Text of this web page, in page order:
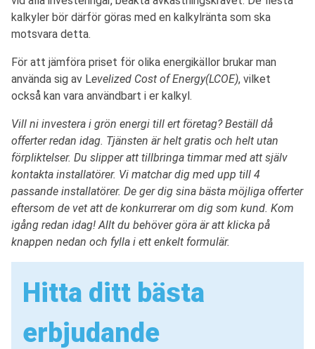
kalkyler bör därför göras med en kalkylränta som ska
motsvara detta.
För att jämföra priset för olika energikällor brukar man
använda sig av Levelized Cost of Energy(LCOE), vilket
också kan vara användbart i er kalkyl.
Vill ni investera i grön energi till ert företag? Beställ då
offerter redan idag. Tjänsten är helt gratis och helt utan
förpliktelser. Du slipper att tillbringa timmar med att själv
kontakta installatörer. Vi matchar dig med upp till 4
passande installatörer. De ger dig sina bästa möjliga offerter
eftersom de vet att de konkurrerar om dig som kund. Kom
igång redan idag! Allt du behöver göra är att klicka på
knappen nedan och fylla i ett enkelt formulär.
Hitta ditt bästa
erbjudande